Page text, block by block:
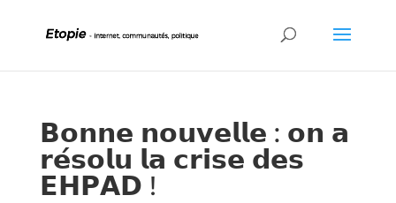
𝗕𝗼𝗻𝗻𝗲 𝗻𝗼𝘂𝘃𝗲𝗹𝗹𝗲 : 𝗼𝗻 𝗮
𝗿𝗲́𝘀𝗼𝗹𝘂 𝗹𝗮 𝗰𝗿𝗶𝘀𝗲 𝗱𝗲𝘀
𝗘𝗛𝗣𝗔𝗗 !